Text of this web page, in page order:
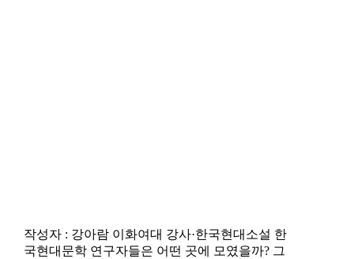
작성자 : 강아람 이화여대 강사·한국현대소설 한
국현대문학 연구자들은 어떤 곳에 모였을까? 그